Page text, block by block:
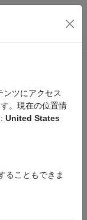
ション メ
ツにアクセス
。現在の位置情
United States
ることもできま